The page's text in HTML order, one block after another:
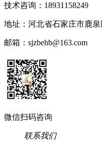
技术咨询：18931158249
地址：河北省石家庄市鹿
邮箱：sjzbehb@163.com
微信扫码咨询
联系我们